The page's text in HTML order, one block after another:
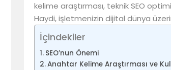
kelime araştırması, teknik SEO
Haydi, işletmenizin dijital dünya
İçindekiler
SEO’nun Önemi
Anahtar Kelime Araştırması ve